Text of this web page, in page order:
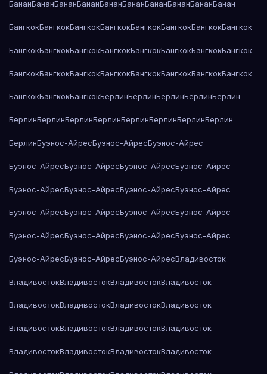
БананБананБананБананБананБананБананБананБананБанан
БангкокБангкокБангкокБангкокБангкокБангкокБангкокБангкок
БангкокБангкокБангкокБангкокБангкокБангкокБангкокБангкок
БангкокБангкокБангкокБангкокБангкокБангкокБангкокБангкок
БангкокБангкокБангкокБерлинБерлинБерлинБерлинБерлин
БерлинБерлинБерлинБерлинБерлинБерлинБерлинБерлин
БерлинБуэнос-АйресБуэнос-АйресБуэнос-Айрес
Буэнос-АйресБуэнос-АйресБуэнос-АйресБуэнос-Айрес
Буэнос-АйресБуэнос-АйресБуэнос-АйресБуэнос-Айрес
Буэнос-АйресБуэнос-АйресБуэнос-АйресБуэнос-Айрес
Буэнос-АйресБуэнос-АйресБуэнос-АйресБуэнос-Айрес
Буэнос-АйресБуэнос-АйресБуэнос-АйресВладивосток
ВладивостокВладивостокВладивостокВладивосток
ВладивостокВладивостокВладивостокВладивосток
ВладивостокВладивостокВладивостокВладивосток
ВладивостокВладивостокВладивостокВладивосток